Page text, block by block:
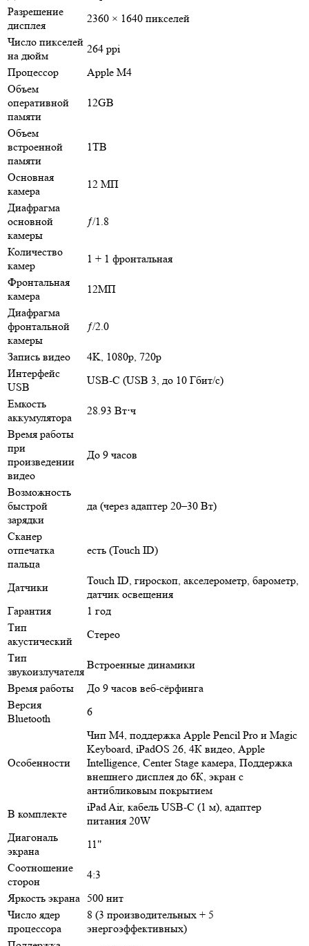
Разрешение
дисплея
2360 × 1640 пикселей
Число пикселей
на дюйм
264 ppi
Процессор
Apple M4
Объем
оперативной
памяти
12GB
Объем
встроенной
памяти
1TB
Основная
камера
12 МП
Диафрагма
основной
камеры
ƒ/1.8
Количество
камер
1 + 1 фронтальная
Фронтальная
камера
12МП
Диафрагма
фронтальной
камеры
ƒ/2.0
Запись видео
4K, 1080p, 720p
Интерфейс
USB
USB-C (USB 3, до 10 Гбит/с)
Емкость
аккумулятора
28.93 Вт⋅ч
Время работы
при
произведении
видео
До 9 часов
Возможность
быстрой
зарядки
да (через адаптер 20–30 Вт)
Сканер
отпечатка
пальца
есть (Touch ID)
Датчики
Touch ID, гироскоп, акселерометр, барометр,
датчик освещения
Гарантия
1 год
Тип
акустический
Стерео
Тип
звукоизлучателя
Встроенные динамики
Время работы
До 9 часов веб-сёрфинга
Версия
Bluetooth
6
Особенности
Чип М4, поддержка Apple Pencil Pro и Magic
Keyboard, iPadOS 26, 4К видео, Apple
Intelligence, Center Stage камера, Поддержка
внешнего дисплея до 6К, экран с
антибликовым покрытием
В комплекте
iPad Air, кабель USB-C (1 м), адаптер
питания 20W
Диагональ
экрана
11"
Соотношение
сторон
4:3
Яркость экрана 500 нит
Число ядер
процессора
8 (3 производительных + 5
энергоэффективных)